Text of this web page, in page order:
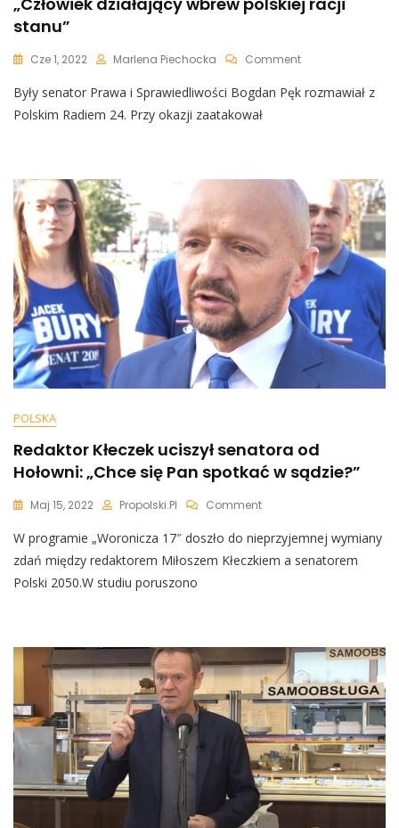
stanu”
Cze 1, 2022 Marlena Piechocka CommentOn
Senator
Wbrew
Polskiej
Racji
Stanu”
Były senator Prawa i Sprawiedliwości Bogdan Pęk rozmawiał z
Polskim Radiem 24. Przy okazji zaatakował
POLSKA
Redaktor Kłeczek uciszył senatora od
Hołowni: „Chce się Pan spotkać w sądzie?”
Maj 15, 2022 Propolski.pl CommentOn
Kłeczek
Uciszył
Spotkać
W
Sądzie?”
W programie „Woronicza 17″ doszło do nieprzyjemnej wymiany
zdań między redaktorem Miłoszem Kłeczkiem a senatorem
Polski 2050.W studiu poruszono